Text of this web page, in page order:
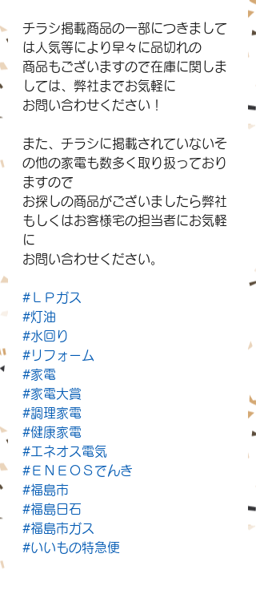
チラシ掲載商品の一部につきまして
は人気等により早々に品切れの
商品もございますので在庫に関しま
しては、弊社までお気軽に
お問い合わせください！
また、チラシに掲載されていないそ
の他の家電も数多く取り扱っており
ますので
お探しの商品がございましたら弊社
もしくはお客様宅の担当者にお気軽
に
お問い合わせください。
#ＬＰガス
#灯油
#水回り
#リフォーム
#家電
#家電大賞
#調理家電
#健康家電
#エネオス電気
#ＥＮＥＯＳでんき
#福島市
#福島日石
#福島市ガス
#いいもの特急便